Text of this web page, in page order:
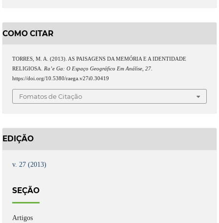
COMO CITAR
TORRES, M. A. (2013). AS PAISAGENS DA MEMÓRIA E A IDENTIDADE
RELIGIOSA. Ra’e Ga: O Espaço Geográfico Em Análise, 27.
https://doi.org/10.5380/raega.v27i0.30419
Fomatos de Citação
EDIÇÃO
v. 27 (2013)
SEÇÃO
Artigos